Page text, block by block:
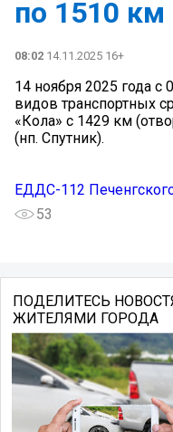
по 1510 км
08:02 14.11.2025 16+
14 ноября 2025 года с
видов транспортных
«Кола» с 1429 км
(нп. Спутник).
ЕДДС-112
53
ПОДЕЛИТЕСЬ
ЖИТЕЛЯМИ ГОРОДА